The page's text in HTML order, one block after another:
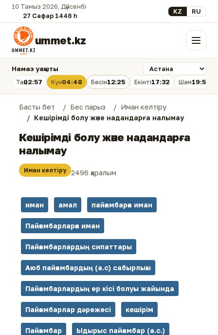
10 Тамыз 2026, Дүйсенбі
27 Сафар 1448 һ.
Select your
KZ RU
ummet.kz Мәзір
Намаз уақыты
Таң02:57 Күн04:48 Бесін12:25 Екінті17:32 Шам19:51
Басты бет Бес парыз
Иман келтіру
Кешірімді болу және надандарға налымау
Кешірімді болу және надандарға
налымау
Иман келтіру 2496 қаралым
иман амал пайғамбарға иман
Пайғамбарларға иман
Пайғамбарлардың сипаттары
Аюб пайғамбардың (а.с) сабырлығы
Пайғамбарлардың ер кісі болуы жайында
Пайғамбарлар дәрежесі кешірім
Пайғамбар Ыдырыс пайғамбар (а.с.)